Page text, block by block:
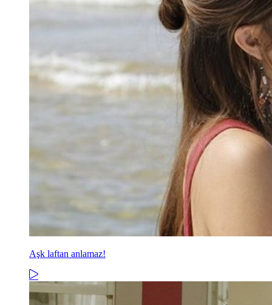
Aşk laftan anlamaz!